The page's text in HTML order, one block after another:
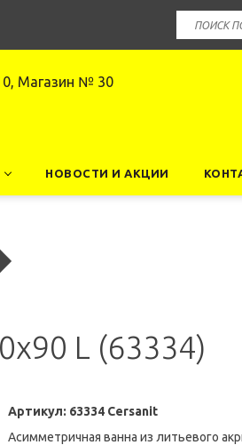
Магазин № 30
НОВОСТИ И АКЦИИ
L (63334)
Артикул: 63334 Cersanit
Асимметричная ванна из литьевого